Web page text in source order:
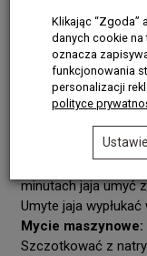
Sposób
Jaja należy myć tuż
czas namaczania
skorupą i
minutach jaja umyć
Umyte jaja wypłukać
Mycie maszynowe:
Szczotkować z
Klikając “Zgoda”
danych cookie na
oznacza
funkcjonowania
personalizacji
polityce